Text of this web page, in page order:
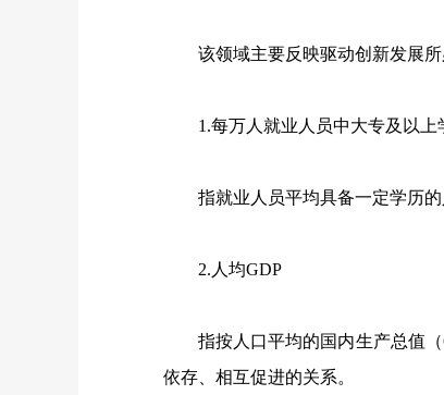
该领域主要反映驱动创新发展所
1.每万人就业人员中大专及以上
指就业人员平均具备一定学历的
2.人均GDP
指按人口平均的国内生产总值（
依存、相互促进的关系。